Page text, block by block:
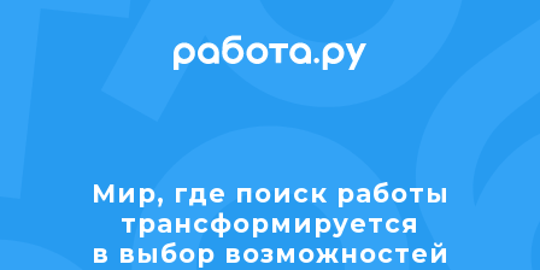
Мир, где поиск работы
транcформируется
в выбор возможностей